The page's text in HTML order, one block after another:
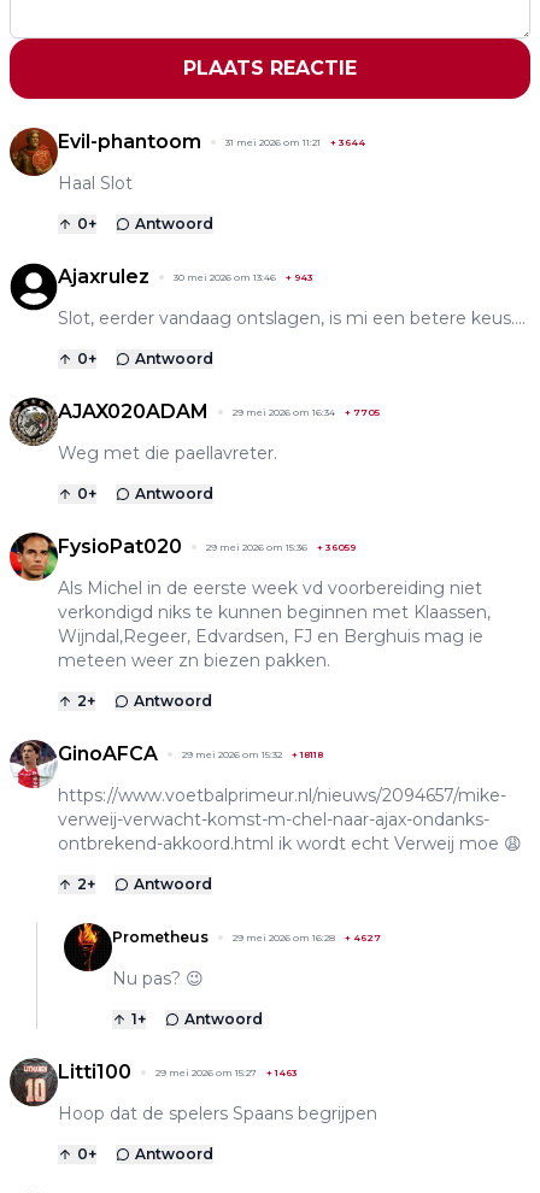
PLAATS REACTIE
Evil-phantoom 31 mei 2026 om 11:21 + 3644
Haal Slot
0+ Antwoord
Ajaxrulez 30 mei 2026 om 13:46 + 943
Slot, eerder vandaag ontslagen, is mi een betere keus....
0+ Antwoord
AJAX020ADAM 29 mei 2026 om 16:34 + 7705
Weg met die paellavreter.
0+ Antwoord
FysioPat020 29 mei 2026 om 15:36 + 36059
Als Michel in de eerste week vd voorbereiding niet
verkondigd niks te kunnen beginnen met Klaassen,
Wijndal,Regeer, Edvardsen, FJ en Berghuis mag ie
meteen weer zn biezen pakken.
2+ Antwoord
GinoAFCA 29 mei 2026 om 15:32 +18118
https://www.voetbalprimeur.nl/nieuws/2094657/mike-
verweij-verwacht-komst-m-chel-naar-ajax-ondanks-
ontbrekend-akkoord.html ik wordt echt Verweij moe 😩
2+ Antwoord
Prometheus 29 mei 2026 om 16:28 + 4627
Nu pas? 😉
1+ Antwoord
Litti100 29 mei 2026 om 15:27 +1463
Hoop dat de spelers Spaans begrijpen
0+ Antwoord